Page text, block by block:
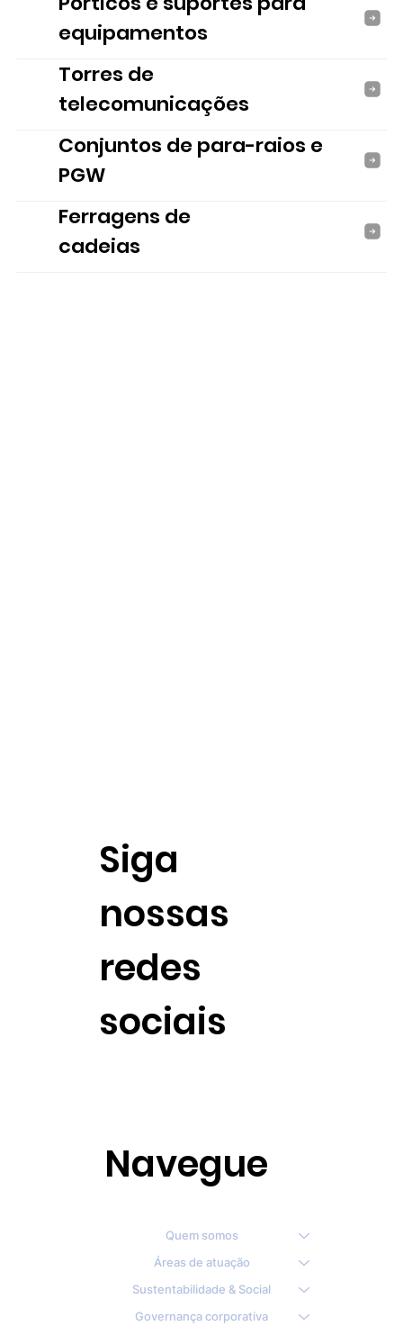
equipamentos
Torres de
telecomunicações
Conjuntos de para-raios e
PGW
Ferragens de
cadeias
Navegue
Quem somos
Áreas de atuação
Sustentabilidade & Social
Governança corporativa
Siga
nossas
redes
sociais